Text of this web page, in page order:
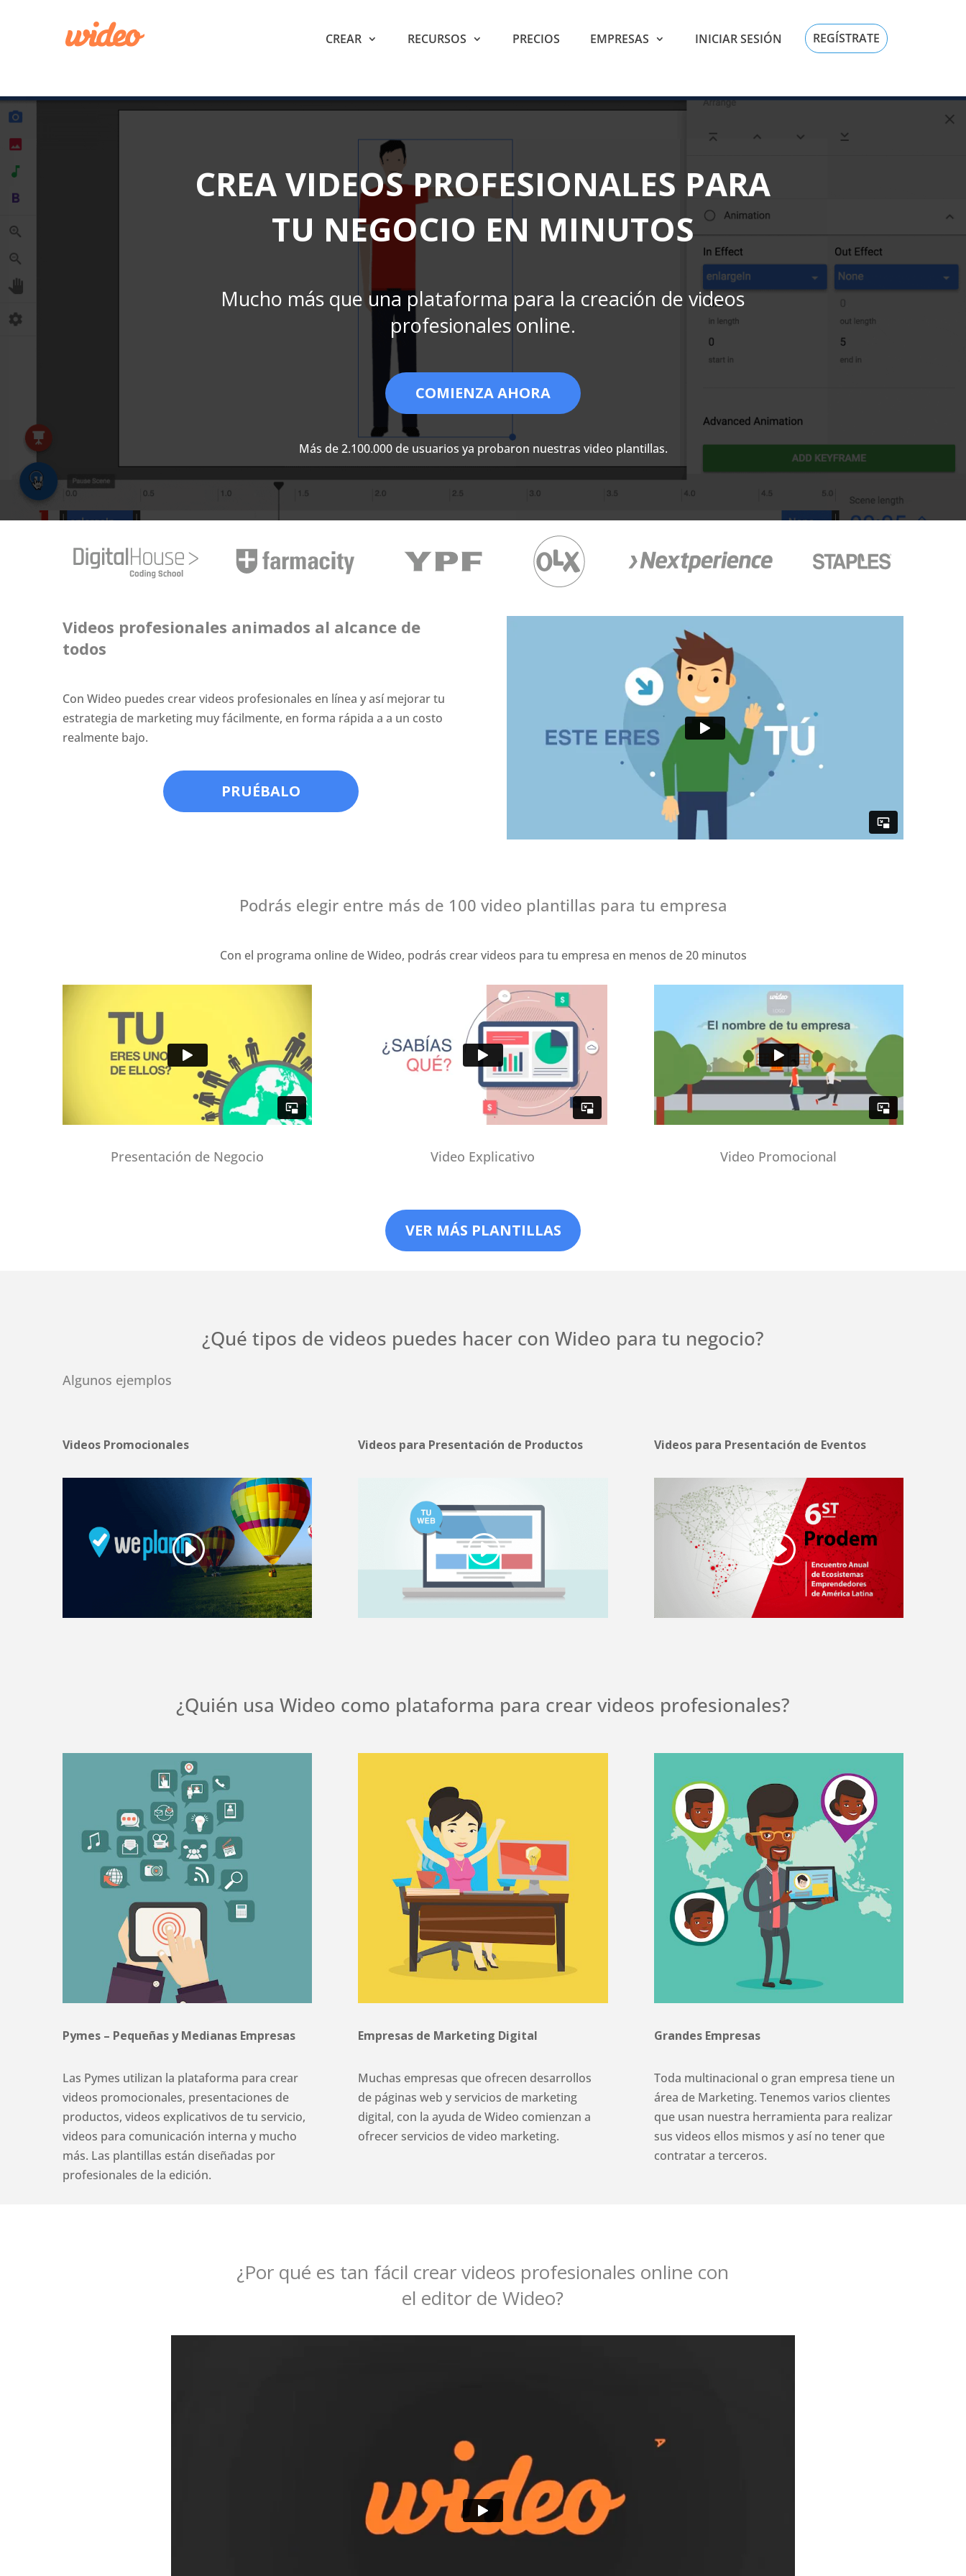
CREAR RECURSOS PRECIOS EMPRESAS INICIAR SESIÓN REGÍSTRATE
CREA VIDEOS PROFESIONALES PARA
TU NEGOCIO EN MINUTOS
Mucho más que una plataforma para la creación de videos
profesionales online.
COMIENZA AHORA
Más de 2.100.000 de usuarios ya probaron nuestras video plantillas.
Videos profesionales animados al alcance de
todos
Con Wideo puedes crear videos profesionales en línea y así mejorar tu
estrategia de marketing muy fácilmente, en forma rápida a a un costo
realmente bajo.
PRUÉBALO
Podrás elegir entre más de 100 video plantillas para tu empresa
Con el programa online de Wideo, podrás crear videos para tu empresa en menos de 20 minutos
Presentación de Negocio Video Explicativo Video Promocional
VER MÁS PLANTILLAS
¿Qué tipos de videos puedes hacer con Wideo para tu negocio?
Algunos ejemplos
Videos Promocionales Videos para Presentación de Productos Videos para Presentación de Eventos
¿Quién usa Wideo como plataforma para crear videos profesionales?
Pymes – Pequeñas y Medianas Empresas
Las Pymes utilizan la plataforma para crear
videos promocionales, presentaciones de
productos, videos explicativos de tu servicio,
videos para comunicación interna y mucho
más. Las plantillas están diseñadas por
profesionales de la edición.
Empresas de Marketing Digital
Muchas empresas que ofrecen desarrollos
de páginas web y servicios de marketing
digital, con la ayuda de Wideo comienzan a
ofrecer servicios de video marketing.
Grandes Empresas
Toda multinacional o gran empresa tiene un
área de Marketing. Tenemos varios clientes
que usan nuestra herramienta para realizar
sus videos ellos mismos y así no tener que
contratar a terceros.
¿Por qué es tan fácil crear videos profesionales online con
el editor de Wideo?